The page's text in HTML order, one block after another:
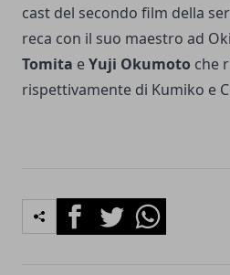
cast del secondo film della
reca con il suo maestro ad
Tomita eYuji Okumoto che
rispettivamente di Kumiko e
FacebookTwitterWhatsapp